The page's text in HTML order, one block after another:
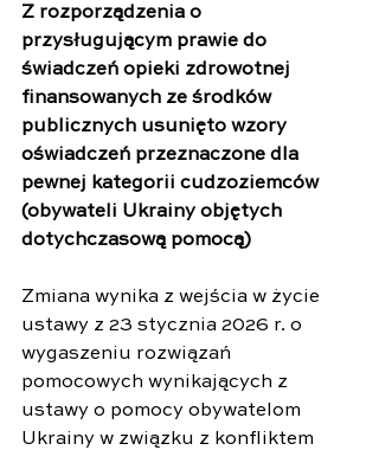
Z rozporządzenia o
przysługującym prawie do
świadczeń opieki zdrowotnej
finansowanych ze środków
publicznych usunięto wzory
oświadczeń przeznaczone dla
pewnej kategorii cudzoziemców
(obywateli Ukrainy objętych
dotychczasową pomocą)
Zmiana wynika z wejścia w życie
ustawy z 23 stycznia 2026 r. o
wygaszeniu rozwiązań
pomocowych wynikających z
ustawy o pomocy obywatelom
Ukrainy w związku z konfliktem